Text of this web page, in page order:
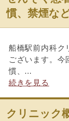
慣、禁煙な
船橋駅前内科ク
ございます。今
慣、...
続きを見る
クリニック